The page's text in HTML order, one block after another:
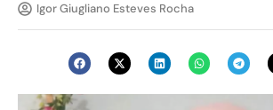
Igor Giugliano Esteves Rocha